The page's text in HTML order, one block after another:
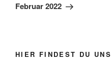
Februar 2022
HIER FINDEST DU UNS